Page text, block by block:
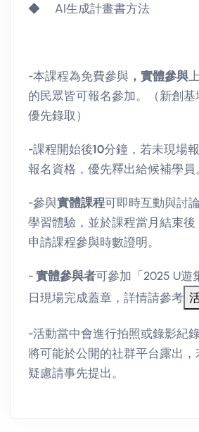
◆ AI生成計畫書方法
-本課程為免費參與 ，實體參與
的民眾皆可報名參加。（新創基
優先錄取）
-課程開始後10分鐘，若未現場
報名資格，優先釋出給候補學員
-參與實體課程可即時互動與討
學習體驗，並於課程當月結束後
申請課程參與時數證明。
- 實體參與者可參加「2025 U遊
日現場完成蓋章，詳情請參考
-活動當中會進行拍照或錄影紀
將可能於公開的社群平台露出，
疑慮請事先提出。